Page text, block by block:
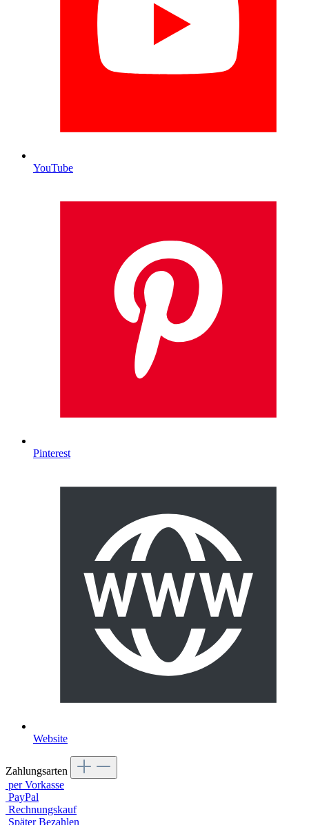
YouTube
Pinterest
Website
Zahlungsarten
per Vorkasse
PayPal
Rechnungskauf
Später Bezahlen